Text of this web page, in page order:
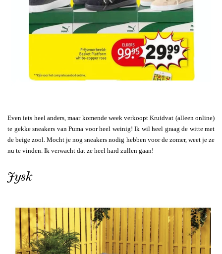
Even iets heel anders, maar komende week verkoopt Kruidvat (alleen online)
te gekke sneakers van Puma voor heel weinig! Ik wil heel graag de witte met
de beige zool. Mocht je nog sneakers nodig hebben voor de zomer, weet je ze
nu te vinden. Ik verwacht dat ze heel hard zullen gaan!
Jysk